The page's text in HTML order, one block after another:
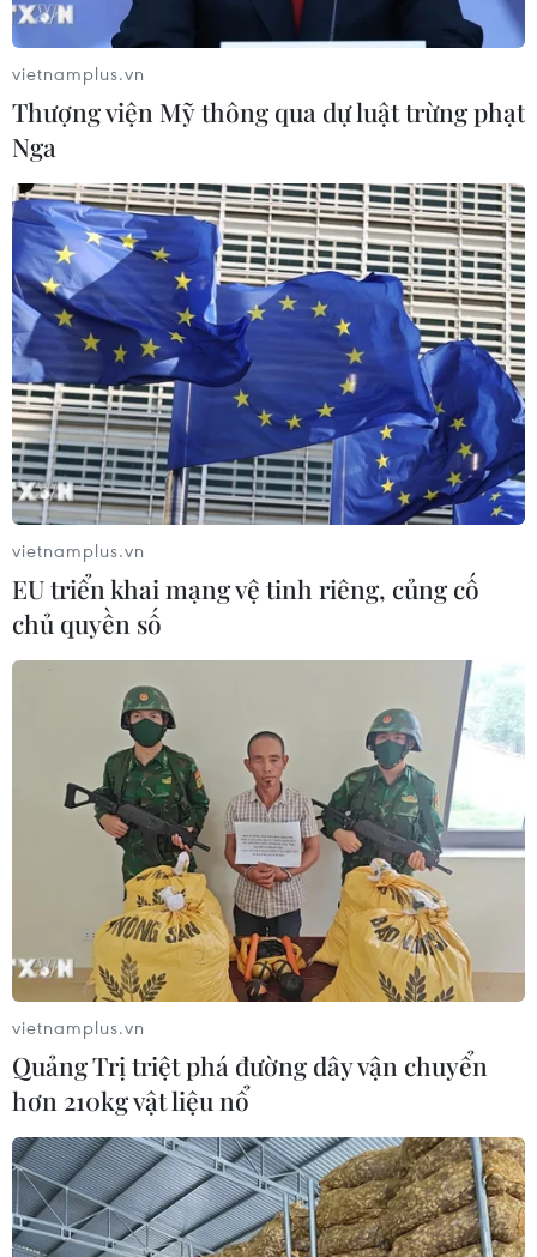
vietnamplus.vn
Thượng viện Mỹ thông qua dự luật trừng phạt
Nga
vietnamplus.vn
EU triển khai mạng vệ tinh riêng, củng cố
chủ quyền số
vietnamplus.vn
Quảng Trị triệt phá đường dây vận chuyển
hơn 210kg vật liệu nổ